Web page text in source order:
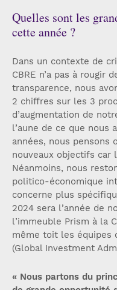
Quelles sont les
cette année ?
Dans un contexte de
CBRE n’a pas à rougir
transparence, nous
2 chiffres sur les 3
d’augmentation de
l’aune de ce que nous
années, nous pensons
nouveaux objectifs car
Néanmoins, nous
politico-économique
concerne plus
2024 sera l’année de
l’immeuble Prism à la
même toit les équipes
(Global Investment
« Nous partons du